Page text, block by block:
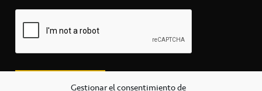
Gestionar el consentimiento de